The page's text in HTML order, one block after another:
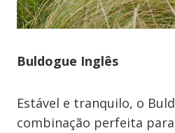
Buldogue Inglês
Estável e tranquilo, o
combinação perfeita